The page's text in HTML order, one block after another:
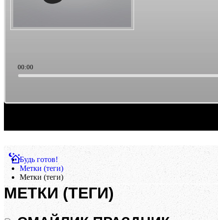
00:00
Будь готов!
Метки (теги)
Метки (теги)
МЕТКИ (ТЕГИ)